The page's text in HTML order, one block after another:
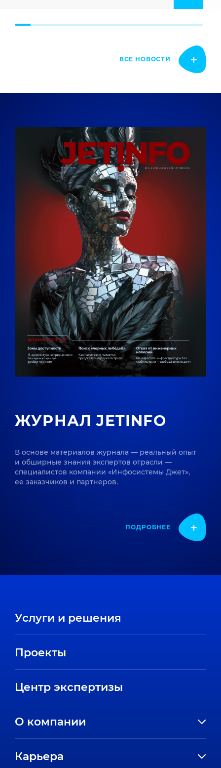
ВСЕ НОВОСТИ
ЖУРНАЛ JETINFO
В основе материалов журнала — реальный опыт
и обширные знания экспертов отрасли —
специалистов компании «Инфосистемы Джет»,
ее заказчиков и партнеров.
ПОДРОБНЕЕ
Услуги и решения
Проекты
Центр экспертизы
О компании
Направления
Карьера